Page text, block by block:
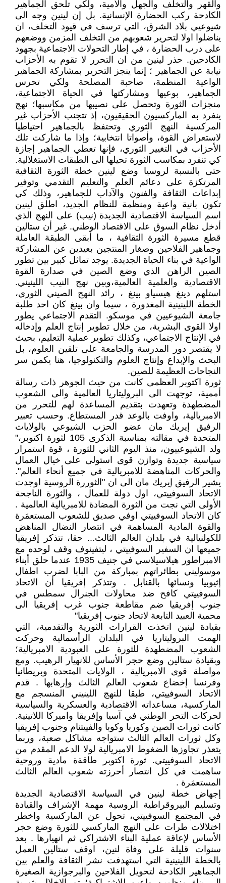
والقهر والتخلف والجهل والأمية، ولكي تلحق الجماهير
الكادحة ركب الحضارة الإنسانية. بل إن لينين وجه الى
شيوعيي بلاد الشرق، التي ترسف في قيود التخلف، ان
يناضلوا اولا لتحرير شعوبهم من التخلف المزمن ووضعهم
على درب الحضارة ، في إطار التحولات الاجتماعية بجهود
الكادحين. حذر لينين من ان التحرر لا تقوم به الأحزاب
نيابة عن الجماهير ؛ إنما ينجز التحرير بمشاركة الجماهير
الواعية المنظمة، صاحبة المصلحة ولكي تحرس
الجماهير، بوعيها ومشاركتها في الحياة الاجتماعية،
منجزات الثورة وتحصل على نصيبها من مكاسبها؛ نهج
ينفرد به الماركسيون الحقيقيون، إذ تتجنب الأحزاب غير
المركسية النهج الثوري وتحتفظ بالجماهير احتياطيا
لاستعراض القوة، وأصواتا انتخابية؛ وإذا ما شاركت تلك
الأحزاب في التغيير الثوري، فإنها تعطي الجماهير إجازة
كي تنفرد بمكاسب الثورة تحيلها الى الطبقات الاستغلالية.
حتى بالنسبة لروسيا وضع لينين خطة الثورة الثقافية
المرتكزة على دعائم العلم والتعليم التقدمي وتوفير
إبداعات الثقافة والفنون والآداب للجماهير، وذلك كي
تكون بانية واعية ومنظمة للنظام الجديد، اطلق لينين
اسم السياسة الاقتصادية الجديدة (نيب) على النهج الذي
أدخل نظام السوق على الاقتصاد الوطني. غير أن ستالين
قطع مسيرة الثورة الثقافية ، ما أبقى الطبقة العاملة
وجماهير الفلاحين وصغار المنتجين بعيدين عن المشاركة
الواعية في بناء الحياة الجديدة. يوجد تماثل كبير بين تطور
الصين الراهن الذي وضع الصين في صدارة القوة
الاقتصادية والعلمية العالمية،وبين نهج النيب اللينيني.
استلهم دينغ هيسياو بينغ ، رائد النهج الصيني الثوري،
الخطة اللينينية المغدورة ، سيما وان بينغ كان احد طلبة
جامعة الشيوعيين في موسكو. التقدم الاجتماعي يطور
اولا القوى البشرية، من خلال تطوير إنتاج العلم وإدخاله
في الإنتاج الاجتماعي، وكذلك تطوير عملية التعليم، بحيث
لا يقتصر دور المدرسة والجامعة على تلقين العلوم، بل
البحث والإبداع وإنتاج العلوم والتكنولوجيا، هنا يكمن سر
النجاحات العظيمة للصين.
ثورة اكتوبر العظمى كانت من حيث الجوهر ذات رسالة
أممية، توجهت الى البروليتاريا العالمية والى الشعوب
المضطهدة وتعهدت بتقديم المساعدة لهم للتحرر من
الامبريالية، واوفت بالوعد قدر المستطاع. وحسب تعبير
الرفيق إيريك مان عضو الحزب الشيوعي بالولايات
المتحدة في مقالته بمناسبة الذكرى 105 لثورة اكتوبر،"
ولد الشيوعييون، منذ اليوم الثاني للثورة ، قوة استمرار
سياسية جديدة وتوازن قوى استولى على خيال العمال
والحركات المناهضة للامبريالية في جميع أنحاء العالم".
يشير الرفيق إيريك مان الى ان "الثوررة الروسية اوجدت
الاتحاد السوفييتي، اول دولة للعمال ، والثورة الناجحة
الأولى التي نجت من الثورة المضادة للامبريالية العالمية .
كان الاتحاد السوفييتي اوفي صديق للشعوب المستعمَرة
والقوة المادية المساهمة في انتصار النضال المناهض
للكولنيالية في بلدان العالم الثالث... حقا، تتذكر إفريقيا
جميعها ان السفير السوفييتي ، ليتفينوف وقف لوحده مع
الامبراطور هيلاسيلاسي في جنيف 1935 عندما حلق أبناء
موسوليني بطائراتهم بمباركة من البابا لضرب اطفال
إثيوبيا ونسائها بالقنابل . وتتذكر إفريقيا أن الاتحاد
السوفييتي كافح ضد محاولات الجنرال سمطس في
جنوب إفريقيا ضم مقاطعة جنوب غرب إفريقيا الى
محمية العبيد التابعة لاتحاد جنوب إفريقيا"
بقيادة لينين اتخذت القرارات الثورية والتقدمية، التي
الهمت البروليتاريا في البلدان الرأسمالية وحركت
الشعوب المضطهدة للثورة على العبودية الامبريالية؛
وبقيادة ستالين وضع حجر الأساس للانهيار الرهيب. ومع
مواصلة قوى الامبريالية ، الولايات المتحدة وبريطانيا
وفرنسا إخضاع شعوب العالم الثالث وإرهابها . قدم
الاتحاد السوفييتي، طبقا للنهج اللينيني المنسجم مع
الماركسية، مساعداته الاقتصادية والعسكرية والسياسية
لحركات التحر الوطني في آسيا وإفريقا واميركا اللاتينية.
كانت ثورات الصين وكوريا وكوبا والفييتنام وجنوب إفريقيا
وكل ثورات العالم الثالث ستواجه مشاكل صعبة، وربما
يتعذر تجاوزها الضغوط الامبريالية لولا الدعم المقدم من
الاتحاد السوفييتي. ثورة اكتوبر طاقةة مادية وروحية
ساهمت في كل انتصار أحرزته شعوب العالم الثالث
المستعمَرة .
إجهاض خطة لينين في السياسة الاقتصادية الجديدة
وتسليم البيروقراطية الروسية مهمة الإشراف والقيادة
في المجتمع السوفييتي، تحول عن الماركسية واخطر
اختلالات طرات على النهج الماركسي للثورة وضع حجر
الأساس لإعاقة عملية البناء الاشتراكي ثم انهيارها . بعد
سنوات قليلة على وفاة لنين، اوقف ستالين العمل
بالخطة اللينينية التي استهدفت نشر الثقافة والعلم بين
الجماهير الكادحة لتحويل الفلاحين والبرجوازية الصغيرة